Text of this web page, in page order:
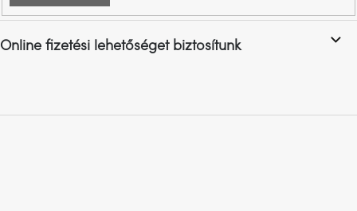
részlet,
Online fizetési lehetőséget biztosítunk